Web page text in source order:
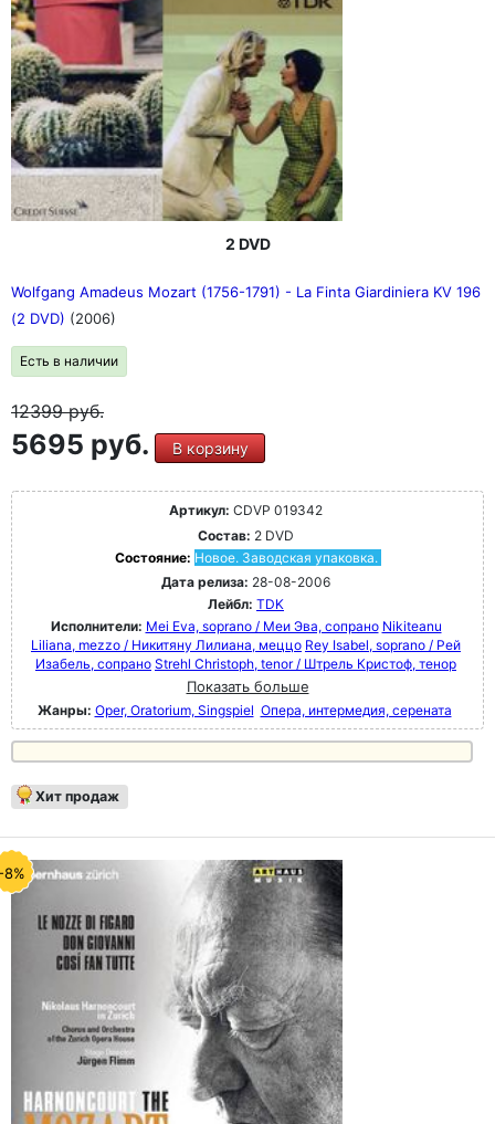
2 DVD
Wolfgang Amadeus Mozart (1756-1791) - La Finta Giardiniera KV 196
(2 DVD) (2006)
Есть в наличии
12399руб.
5695 руб. В корзину
Артикул: CDVP 019342
Состав: 2 DVD
Состояние: Новое. Заводская упаковка.
Дата релиза: 28-08-2006
Лейбл: TDK
Исполнители: Mei Eva, soprano / Меи Эва, сопрано Nikiteanu
Liliana, mezzo / Никитяну Лилиана, меццо Rey Isabel, soprano / Рей
Изабель, сопрано Strehl Christoph, tenor / Штрель Кристоф, тенор
Показать больше
Жанры: Oper, Oratorium, Singspiel Опера, интермедия, серената
Хит продаж
8%